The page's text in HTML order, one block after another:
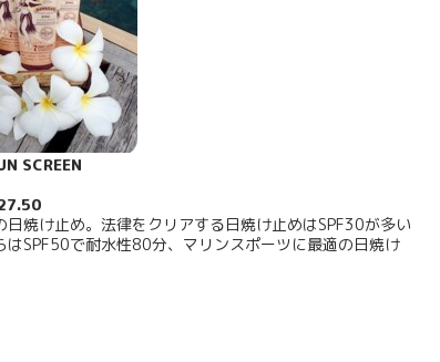
SCREEN
日焼け止め。法律をクリアする日焼け止めはSPF30が多い
はSPF50で耐水性80分、マリンスポーツに最適の日焼け